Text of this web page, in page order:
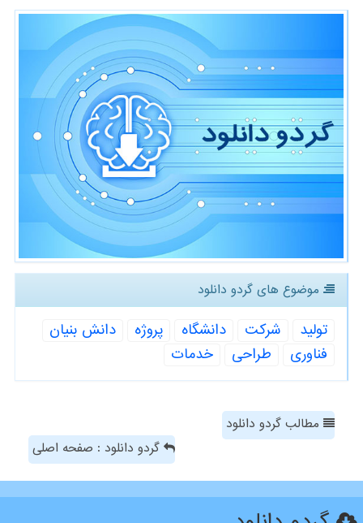
موضوع های گردو دانلود
تولید شركت دانشگاه پروژه
دانش بنیان
فناوری
طراحی خدمات
مطالب گردو دانلود
گردو دانلود : صفحه اصلی